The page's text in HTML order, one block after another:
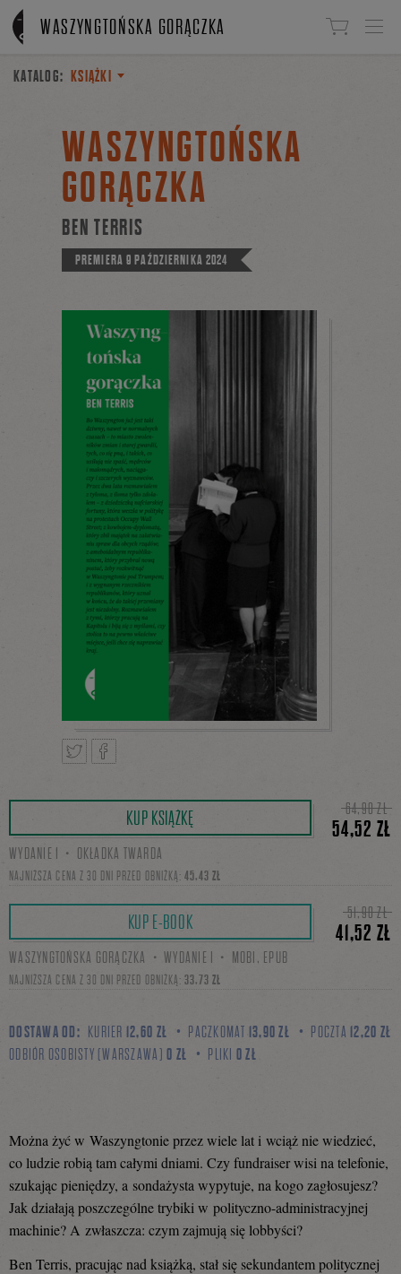
Linki do przejścia
WASZYNGTOŃSKA GORĄCZKA
KATALOG: KSIĄŻKI
WASZYNGTOŃSKA
GORĄCZKA
BEN TERRIS
PREMIERA9 PAŹDZIERNIKA 2024
TweetnijPodziel
się
na
KUP KSIĄŻKĘ 64,90 ZŁ
54,52 ZŁ
WYDANIE I・OKŁADKA TWARDA
NAJNIŻSZA CENA Z 30 DNI PRZED OBNIŻKĄ: 45,43 ZŁ
KUP E-BOOK 51,90 ZŁ
41,52 ZŁ
WASZYNGTOŃSKA GORĄCZKA・WYDANIE I・MOBI, EPUB
NAJNIŻSZA CENA Z 30 DNI PRZED OBNIŻKĄ: 33,73 ZŁ
DOSTAWA OD: KURIER 12,60 ZŁ PACZKOMAT 13,90 ZŁ POCZTA 12,20 ZŁ
ODBIÓR OSOBISTY (WARSZAWA) 0 ZŁ PLIKI 0 ZŁ
Można żyć w Waszyngtonie przez wiele lat i wciąż nie wiedzieć,
co ludzie robią tam całymi dniami. Czy fundraiser wisi na telefonie,
szukając pieniędzy, a sondażysta wypytuje, na kogo zagłosujesz?
Jak działają poszczególne trybiki w polityczno-administracyjnej
machinie? A zwłaszcza: czym zajmują się lobbyści?
Ben Terris, pracując nad książką, stał się sekundantem politycznej